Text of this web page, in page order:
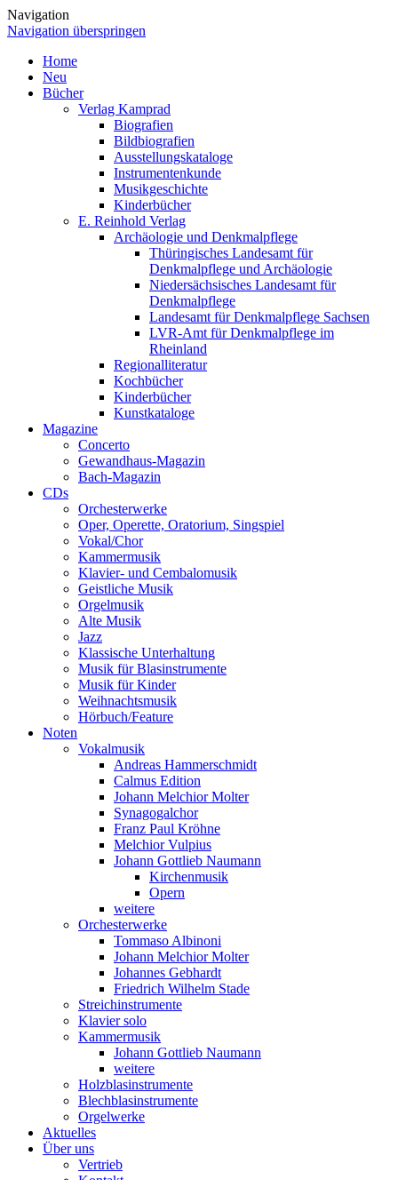
Navigation
Navigation überspringen
Home
Neu
Bücher
Verlag Kamprad
Biografien
Bildbiografien
Ausstellungskataloge
Instrumentenkunde
Musikgeschichte
Kinderbücher
E. Reinhold Verlag
Archäologie und Denkmalpflege
Thüringisches Landesamt für
Denkmalpflege und Archäologie
Niedersächsisches Landesamt für
Denkmalpflege
Landesamt für Denkmalpflege Sachsen
LVR-Amt für Denkmalpflege im
Rheinland
Regionalliteratur
Kochbücher
Kinderbücher
Kunstkataloge
Magazine
Concerto
Gewandhaus-Magazin
Bach-Magazin
CDs
Orchesterwerke
Oper, Operette, Oratorium, Singspiel
Vokal/Chor
Kammermusik
Klavier- und Cembalomusik
Geistliche Musik
Orgelmusik
Alte Musik
Jazz
Klassische Unterhaltung
Musik für Blasinstrumente
Musik für Kinder
Weihnachtsmusik
Hörbuch/Feature
Noten
Vokalmusik
Andreas Hammerschmidt
Calmus Edition
Johann Melchior Molter
Synagogalchor
Franz Paul Kröhne
Melchior Vulpius
Johann Gottlieb Naumann
Kirchenmusik
Opern
weitere
Orchesterwerke
Tommaso Albinoni
Johann Melchior Molter
Johannes Gebhardt
Friedrich Wilhelm Stade
Streichinstrumente
Klavier solo
Kammermusik
Johann Gottlieb Naumann
weitere
Holzblasinstrumente
Blechblasinstrumente
Orgelwerke
Aktuelles
Über uns
Vertrieb